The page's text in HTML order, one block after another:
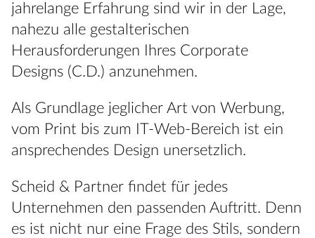
jahrelange Erfahrung sind wir in der Lage,
nahezu alle gestalterischen
Herausforderungen Ihres Corporate
Designs (C.D.) anzunehmen.
Als Grundlage jeglicher Art von Werbung,
vom Print bis zum IT-Web-Bereich ist ein
ansprechendes Design unersetzlich.
Scheid & Partner findet für jedes
Unternehmen den passenden Auftritt. Denn
es ist nicht nur eine Frage des Stils, sondern